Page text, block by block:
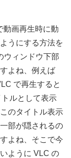
動画再生時に動
うにする方法を
ウィンドウ下部
よね、例えば
で再生すると
トルとして表示
のタイトル表示
部が隠されるの
よね、そこで今
ように VLC の